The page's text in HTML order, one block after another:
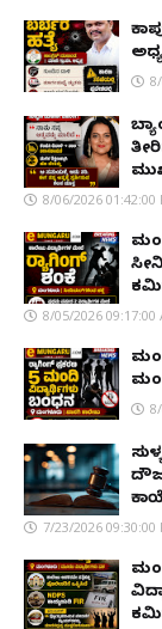
8/06/2026 01:42:00
8/05/2026 09:17:00
7/23/2026 09:30:00